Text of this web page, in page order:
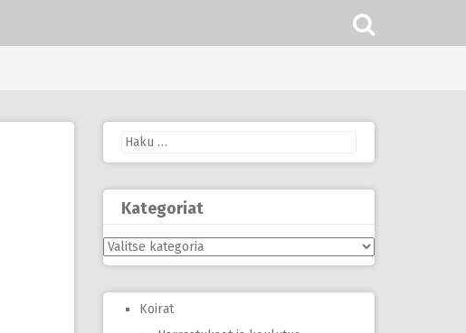
Haku:
Kategoriat
Kategoriat
Koirat